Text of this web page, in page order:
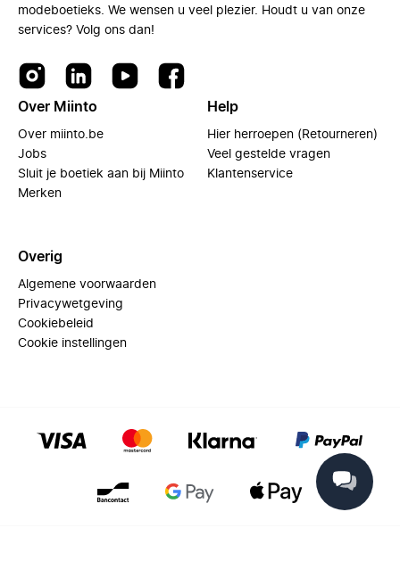
modeboetieks. We wensen u veel plezier. Houdt u van onze
services? Volg ons dan!
Over Miinto
Over miinto.be
Jobs
Sluit je boetiek aan bij Miinto
Merken
Help
Hier herroepen (Retourneren)
Veel gestelde vragen
Klantenservice
Overig
Algemene voorwaarden
Privacywetgeving
Cookiebeleid
Cookie instellingen